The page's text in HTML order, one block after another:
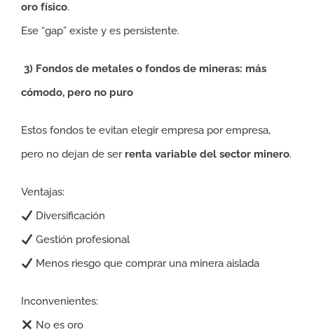
oro físico.
Ese “gap” existe y es persistente.
3) Fondos de metales o fondos de mineras: más
cómodo, pero no puro
Estos fondos te evitan elegir empresa por empresa,
pero no dejan de ser renta variable del sector minero.
Ventajas:
Diversificación
Gestión profesional
Menos riesgo que comprar una minera aislada
Inconvenientes:
No es oro